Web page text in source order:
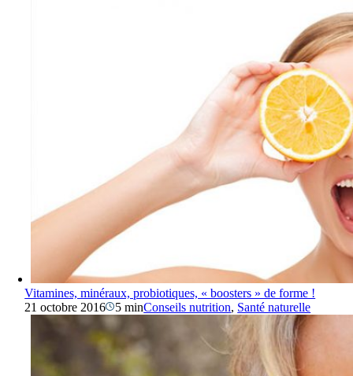
Vitamines, minéraux, probiotiques, « boosters » de forme !
21 octobre 2016
5 minConseils nutrition, Santé naturelle